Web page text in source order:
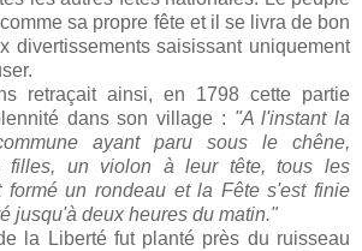
sa propre fête et il se livra de bon
divertissements saisissant uniquement
retraçait ainsi, en 1798 cette partie
dans son village : "A l'instant la
ayant paru sous le chêne,
filles, un violon à leur tête, tous les
formé un rondeau et la Fête s'est finie
jusqu'à deux heures du matin."
la Liberté fut planté près du ruisseau